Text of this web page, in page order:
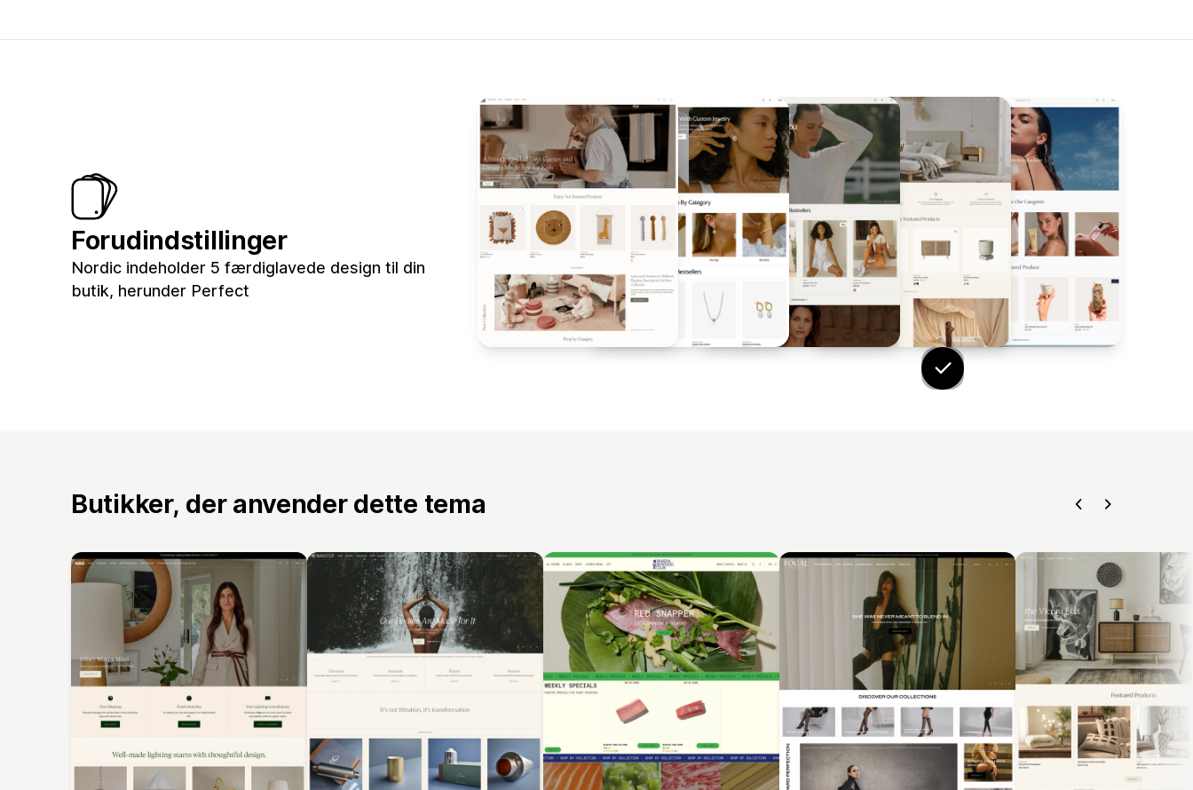
Forudindstillinger
Nordic indeholder 5 færdiglavede design til din
butik, herunder Perfect
Butikker, der anvender dette tema